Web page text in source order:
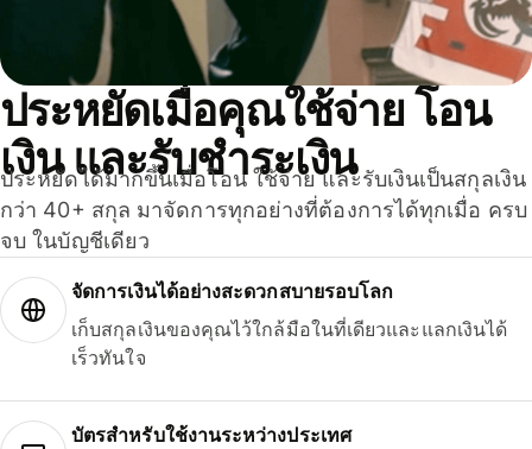
ประหยัดเมื่อคุณใช้จ่าย โอน
เงิน และรับชำระเงิน
ประหยัดได้มากขึ้นเมื่อโอน ใช้จ่าย และรับเงินเป็นสกุลเงิน
กว่า 40+ สกุล มาจัดการทุกอย่างที่ต้องการได้ทุกเมื่อ ครบ
จบ ในบัญชีเดียว
จัดการเงินได้อย่างสะดวกสบายรอบโลก
เก็บสกุลเงินของคุณไว้ใกล้มือในที่เดียวและแลกเงินได้
เร็วทันใจ
บัตรสำหรับใช้งานระหว่างประเทศ